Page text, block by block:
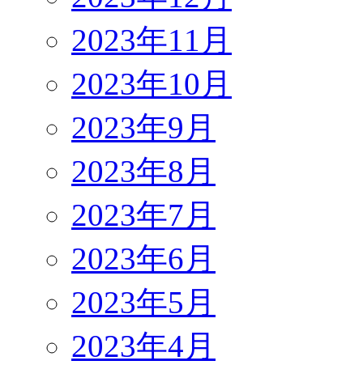
2023年11月
2023年10月
2023年9月
2023年8月
2023年7月
2023年6月
2023年5月
2023年4月